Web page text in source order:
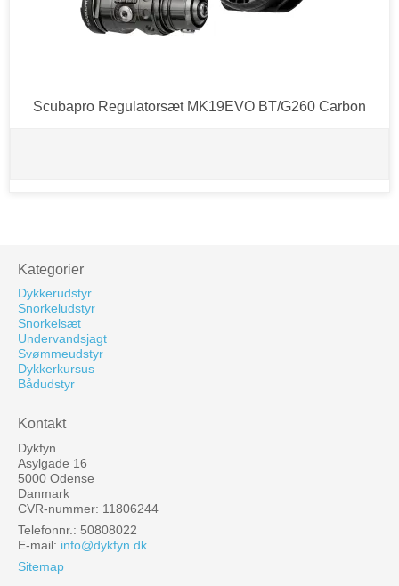
Scubapro Regulatorsæt MK19EVO BT/G260 Carbon
Kategorier
Dykkerudstyr
Snorkeludstyr
Snorkelsæt
Undervandsjagt
Svømmeudstyr
Dykkerkursus
Bådudstyr
Kontakt
Dykfyn
Asylgade 16
5000 Odense
Danmark
CVR-nummer: 11806244
Telefonnr.: 50808022
E-mail: info@dykfyn.dk
Sitemap